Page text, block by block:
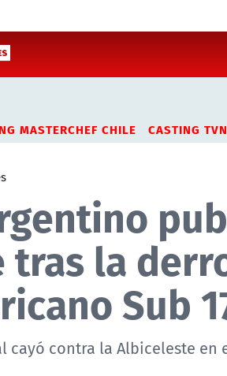
MASTERCHEF CHILE CASTING
tras la
Sub
cayó contra la Albiceleste